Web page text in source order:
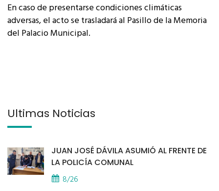
En caso de presentarse condiciones climáticas
adversas, el acto se trasladará al Pasillo de la Memoria
del Palacio Municipal.
Últimas Noticias
JUAN JOSÉ DÁVILA ASUMIÓ AL FRENTE DE
LA POLICÍA COMUNAL
8/26